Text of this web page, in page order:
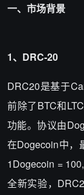
一、市场背景
1、DRC-20
DRC20是基于
前除了BTC和
功能。协议由
在Dogecoin中，
1Dogecoin =
全新实验，